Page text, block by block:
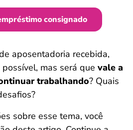
consignado
aposentadoria recebida,
mas será que vale a
trabalhando? Quais
sobre esse tema, você